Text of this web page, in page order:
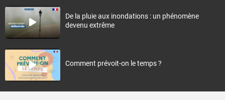
De la pluie aux inondations : un phénomène
devenu extrême
Comment prévoit-on le temps ?